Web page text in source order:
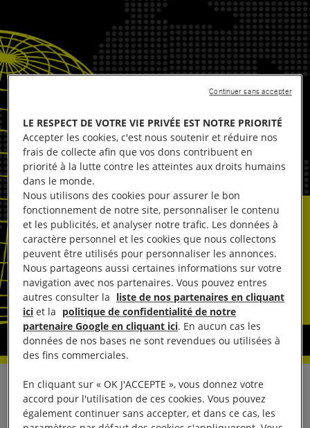
En réaction aux mesures prises par le ministère
russe de la Justice en vue d’interdire en tant
LE RESPECT DE VOTRE VIE PRIVÉE EST NOTRE PRIORITÉ
Accepter les cookies, c'est nous soutenir et réduire nos
frais de collecte afin que vos dons contribuent en
priorité à la lutte contre les atteintes aux droits humains
dans le monde.
Nous utilisons des cookies pour assurer le bon
fonctionnement de notre site, personnaliser le contenu
et les publicités, et analyser notre trafic. Les données à
caractère personnel et les cookies que nous collectons
peuvent être utilisés pour personnaliser les annonces.
Nous partageons aussi certaines informations sur votre
navigation avec nos partenaires. Vous pouvez entres
autres consulter la liste de nos partenaires en cliquant
ici et la politique de confidentialité de notre
partenaire Google en cliquant ici. En aucun cas les
données de nos bases ne sont revendues ou utilisées à
des fins commerciales.
En cliquant sur « OK J'ACCEPTE », vous donnez votre
accord pour l'utilisation de ces cookies. Vous pouvez
également continuer sans accepter, et dans ce cas, les
Continuer sans accepter